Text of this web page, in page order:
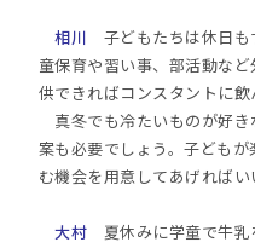
相川 子どもたちは休日も
童保育や習い事、部活動な
供できればコンスタントに飲
真冬でも冷たいものが好
案も必要でしょう。子ども
む機会を用意してあげればい
大村 夏休みに学童で牛乳